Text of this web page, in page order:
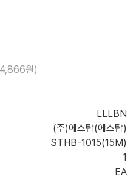
원)
LLLBN
(주)에스탑(에스탑)
STHB-1015(15M)
1
EA